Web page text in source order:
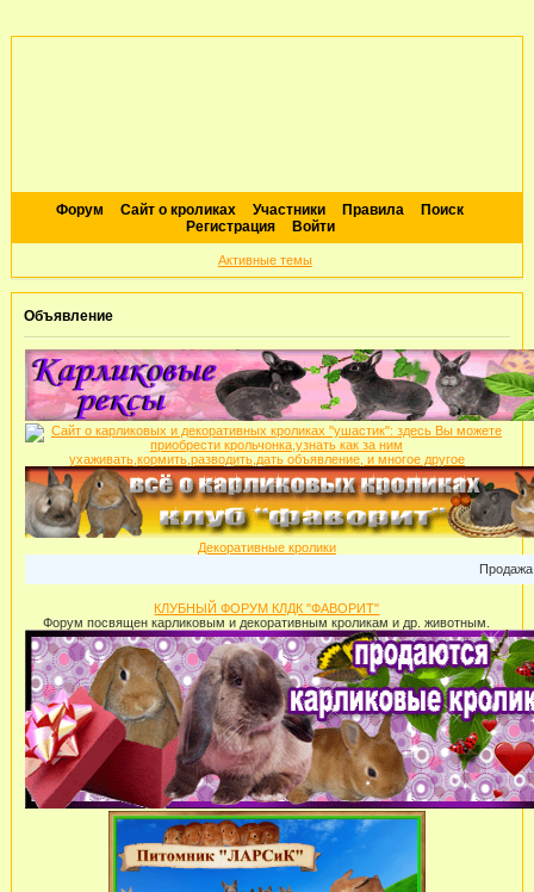
Форум Сайт о кроликах Участники Правила
Поиск
Регистрация
Войти
Активные темы
Объявление
Декоративные кролики
Продажа
КЛУБНЫЙ ФОРУМ КЛДК "ФАВОРИТ"
Форум посвящен карликовым и декоративным кроликам и др. животным.